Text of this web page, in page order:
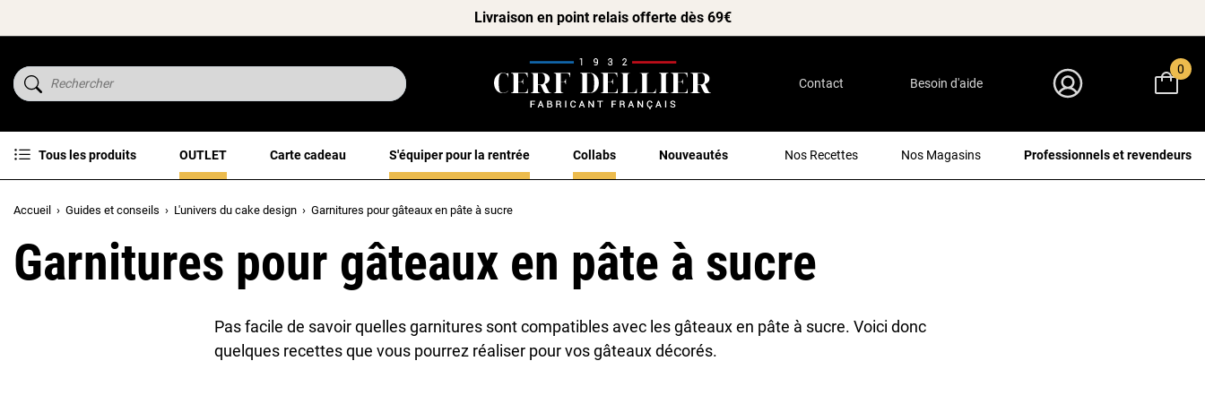
Livraison en point relais offerte dès 69€
Contact Besoin d'aide
0
Tous les produits OUTLET Carte cadeau S'équiper pour la rentrée Collabs Nouveautés Nos Recettes Nos Magasins Professionnels et revendeurs
Accueil Guides et conseils L'univers du cake design Garnitures pour gâteaux en pâte à sucre
Garnitures pour gâteaux en pâte à sucre
Pas facile de savoir quelles garnitures sont compatibles avec les gâteaux en pâte à sucre. Voici donc
quelques recettes que vous pourrez réaliser pour vos gâteaux décorés.